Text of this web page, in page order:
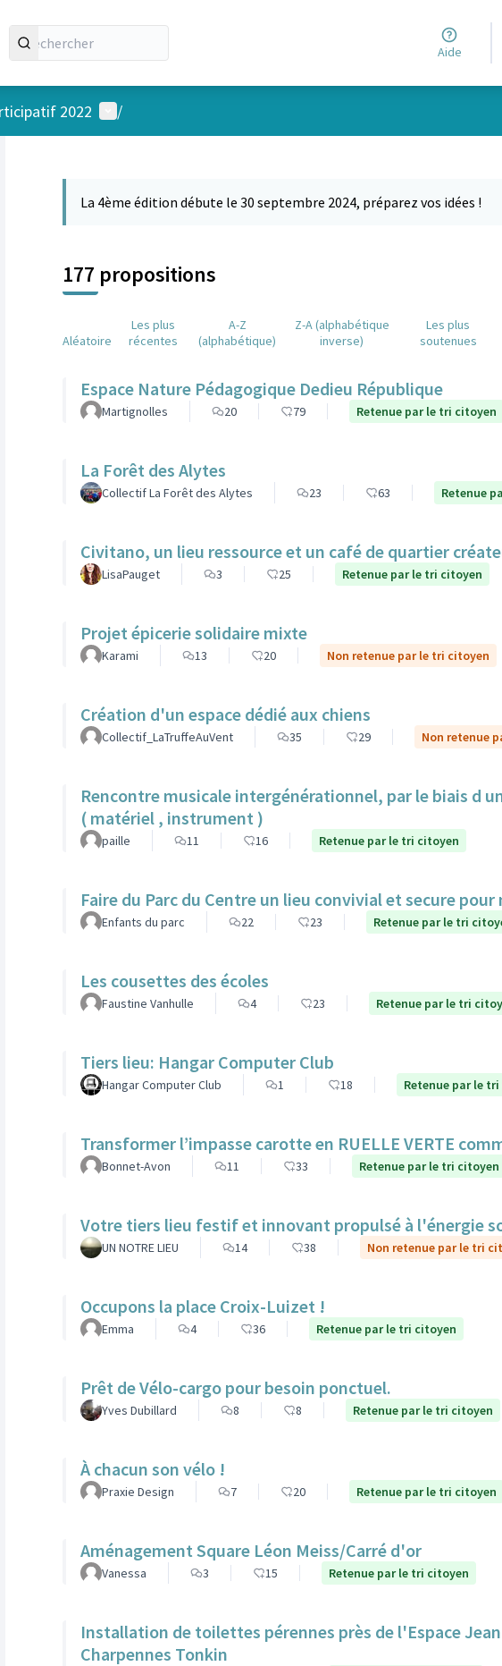
Aide
2022 Menu utilisateur
/
La 4ème édition débute le 30 septembre 2024, préparez vos idées !
177 propositions
Aléatoire
Les plus
récentes
A-Z
(alphabétique)
Z-A (alphabétique
inverse)
Les plus
soutenues
Espace Nature Pédagogique Dedieu République
Martignolles 20 79 Retenue par le tri citoyen
La Forêt des Alytes
Collectif La Forêt des Alytes 23 63 Retenue
Civitano, un lieu ressource et un café de quartier
LisaPauget 3 25 Retenue par le tri citoyen
Projet épicerie solidaire mixte
Karami 13 20 Non retenue par le tri citoyen
Création d'un espace dédié aux chiens
Collectif_LaTruffeAuVent 35 29 Non retenue
Rencontre musicale intergénérationnel, par le biais d
( matériel , instrument )
paille 11 16 Retenue par le tri citoyen
Faire du Parc du Centre un lieu convivial et secure
Enfants du parc 22 23 Retenue par le tri
Les cousettes des écoles
Faustine Vanhulle 4 23 Retenue par le tri
Tiers lieu: Hangar Computer Club
Hangar Computer Club 1 18 Retenue par le
Transformer l’impasse carotte en RUELLE VERTE
Bonnet-Avon 11 33 Retenue par le tri citoyen
Votre tiers lieu festif et innovant propulsé à l'énergie
UN NOTRE LIEU 14 38 Non retenue par le tri
Occupons la place Croix-Luizet !
Emma 4 36 Retenue par le tri citoyen
Prêt de Vélo-cargo pour besoin ponctuel.
Yves Dubillard 8 8 Retenue par le tri citoyen
À chacun son vélo !
Praxie Design 7 20 Retenue par le tri citoyen
Aménagement Square Léon Meiss/Carré d'or
Vanessa 3 15 Retenue par le tri citoyen
Installation de toilettes pérennes près de l'Espace
Charpennes Tonkin